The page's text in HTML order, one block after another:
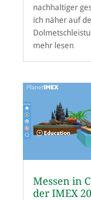
nachhaltiger
ich näher auf
mehr lesen
Messen in
der IMEX